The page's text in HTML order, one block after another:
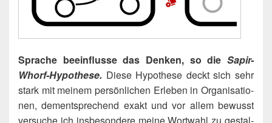
Spra­che beein­flus­se das Den­ken, so die Sapir-
Whorf-Hypo­the­se. Die­se Hypo­the­se deckt sich sehr
stark mit mei­nem per­sön­li­chen Erle­ben in Orga­ni­sa­tio­
nen, dem­entspre­chend exakt und vor allem bewusst